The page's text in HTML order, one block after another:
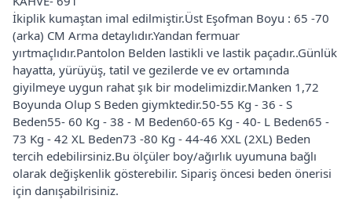
İkiplik kumaştan imal edilmiştir.Üst Eşofman Boyu : 65 -70
(arka) CM Arma detaylıdır.Yandan fermuar
yırtmaçlıdır.Pantolon Belden lastikli ve lastik paçadır..Günlük
hayatta, yürüyüş, tatil ve gezilerde ve ev ortamında
giyilmeye uygun rahat şık bir modelimizdir.Manken 1,72
Boyunda Olup S Beden giymktedir.50-55 Kg - 36 - S
Beden55- 60 Kg - 38 - M Beden60-65 Kg - 40- L Beden65 -
73 Kg - 42 XL Beden73 -80 Kg - 44-46 XXL (2XL) Beden
tercih edebilirsiniz.Bu ölçüler boy/ağırlık uyumuna bağlı
olarak değişkenlik gösterebilir. Sipariş öncesi beden önerisi
için danışabilrisiniz.